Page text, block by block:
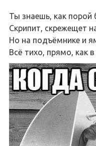
Ты знаешь, как порой
Скрипит, скрежещет
Но на подъёмнике и
Всё тихо, прямо, как в